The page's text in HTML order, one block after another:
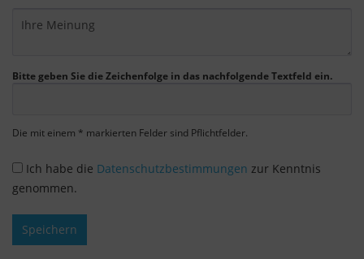
Bitte geben Sie die Zeichenfolge in das nachfolgende Textfeld ein.
Die mit einem * markierten Felder sind Pflichtfelder.
Ich habe die Datenschutzbestimmungen zur Kenntnis
genommen.
Speichern
"nur wesentliche Cookies ", "alle Cookies
Einstellungen auch nachträglich über die
im Fußbereich der Seite finden. Ergänzende
Informationen finden Sie in unseren
Wir nutzen Google Analytics, um eine